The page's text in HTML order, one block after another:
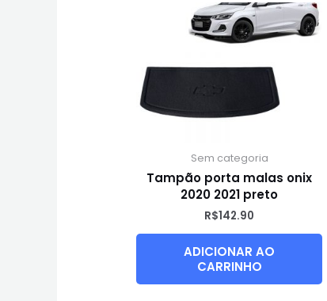
Sem categoria
Tampão porta malas onix
2020 2021 preto
R$142.90
ADICIONAR AO
CARRINHO